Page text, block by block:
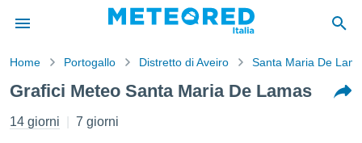
di
Home Portogallo Distretto di Aveiro Santa Maria De
Grafici Meteo Santa Maria De Lamas
14 giorni 7 giorni